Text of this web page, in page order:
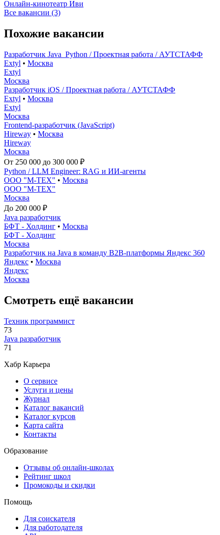
Онлайн-кинотеатр Иви
Все вакансии (3)
Похожие вакансии
Разработчик Java_Python / Проектная работа / АУТСТАФФ
Extyl • Москва
Extyl
Москва
Разработчик iOS / Проектная работа / АУТСТАФФ
Extyl • Москва
Extyl
Москва
Frontend-разработчик (JavaScript)
Hireway • Москва
Hireway
Москва
От 250 000 до 300 000 ₽
Python / LLM Engineer: RAG и ИИ-агенты
ООО "М-ТЕХ" • Москва
ООО "М-ТЕХ"
Москва
До 200 000 ₽
Java разработчик
БФТ - Холдинг • Москва
БФТ - Холдинг
Москва
Разработчик на Java в команду B2B-платформы Яндекс 360
Яндекс • Москва
Яндекс
Москва
Смотреть ещё вакансии
Техник программист
73
Java разработчик
71
Хабр Карьера
О сервисе
Услуги и цены
Журнал
Каталог вакансий
Каталог курсов
Карта сайта
Контакты
Образование
Отзывы об онлайн-школах
Рейтинг школ
Промокоды и скидки
Помощь
Для соискателя
Для работодателя